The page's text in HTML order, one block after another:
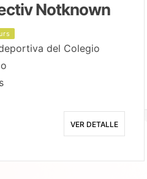
Notknown
del Colegio
VER DETALLE